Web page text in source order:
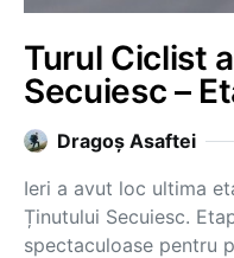
Turul Ciclist
Secuiesc –
Dragoş Asaftei
Ieri a avut loc ultima
Ținutului Secuiesc.
spectaculoase pentru